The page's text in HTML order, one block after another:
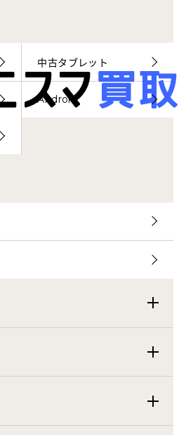
中古タブレット
Android